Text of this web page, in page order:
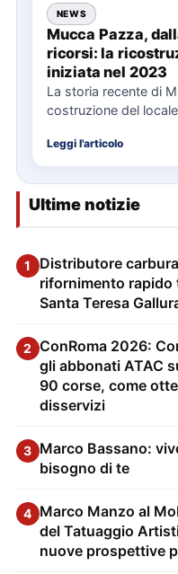
NEWS
Mucca Pazza,
ricorsi: la
iniziata nel 2023
La storia recente di
costruzione del
Leggi l'articolo
Ultime notizie
1
Distributore
rifornimento rapido
Santa Teresa
2 ConRoma 2026:
gli abbonati ATAC
90 corse, come
disservizi
3 Marco Bassano:
bisogno di te
4 Marco Manzo al
del Tatuaggio
nuove prospettive